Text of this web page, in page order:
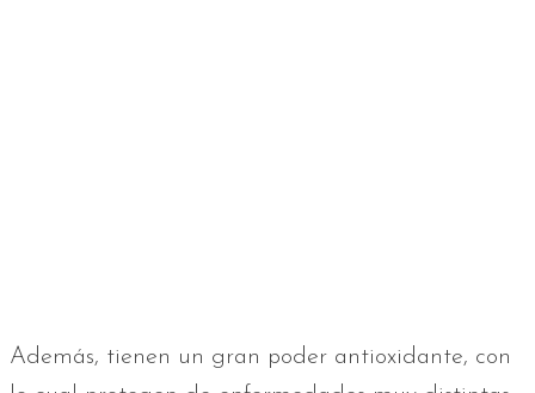
Además, tienen un gran poder antioxidante, con